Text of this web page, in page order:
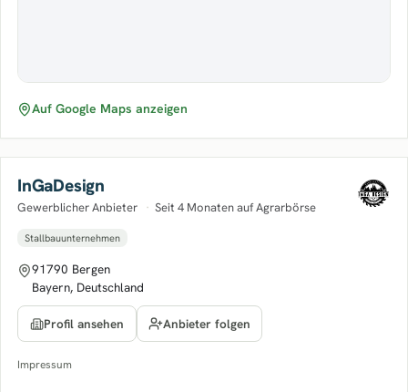
Auf Google Maps anzeigen
InGaDesign
Gewerblicher Anbieter · Seit 4 Monaten auf Agrarbörse
Stallbauunternehmen
91790 Bergen
Bayern, Deutschland
Profil ansehen Anbieter folgen
Impressum